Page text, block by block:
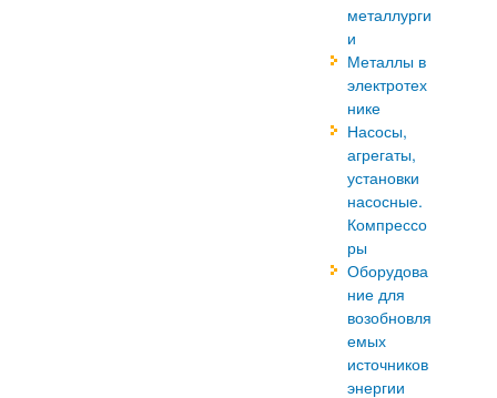
металлурги
и
Металлы в
электротех
нике
Насосы,
агрегаты,
установки
насосные.
Компрессо
ры
Оборудова
ние для
возобновля
емых
источников
энергии